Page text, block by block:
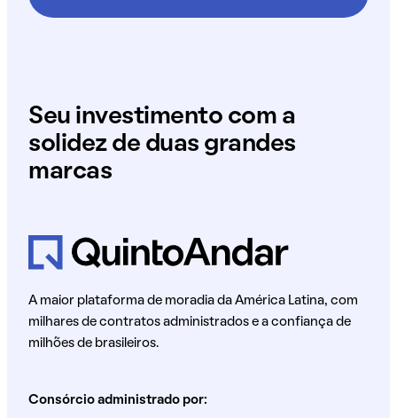
Seu investimento com a
solidez de duas grandes
marcas
A maior plataforma de moradia da América Latina, com
milhares de contratos administrados e a confiança de
milhões de brasileiros.
Consórcio administrado por: